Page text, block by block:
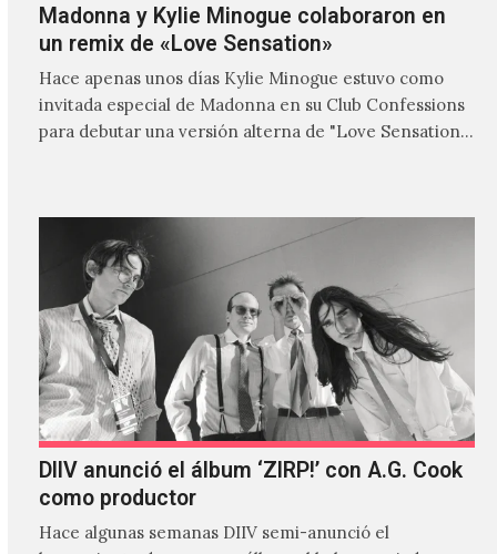
Madonna y Kylie Minogue colaboraron en
un remix de «Love Sensation»
Hace apenas unos días Kylie Minogue estuvo como
invitada especial de Madonna en su Club Confessions
para debutar una versión alterna de "Love Sensation",
DIIV anunció el álbum ‘ZIRP!’ con A.G. Cook
como productor
Hace algunas semanas DIIV semi-anunció el